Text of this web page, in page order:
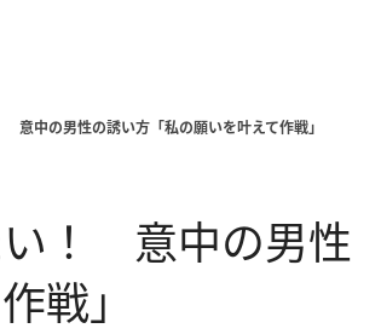
意中の男性の誘い方「私の願いを叶えて作戦」
い！ 意中の男性
戦」